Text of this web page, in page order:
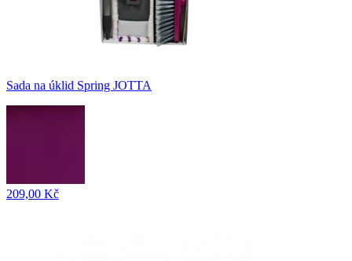
Sada na úklid Spring JOTTA
209,00 Kč